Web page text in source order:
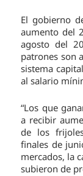
El gobierno
aumento del
agosto del
patrones son
sistema
al salario
“Los que
a recibir
de los
finales de
mercados, la
subieron de